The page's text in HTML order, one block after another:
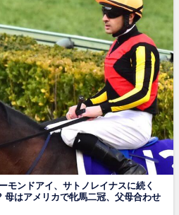
モンドアイ、サトノレイナスに続く
母はアメリカで牝馬二冠、父母合わせ